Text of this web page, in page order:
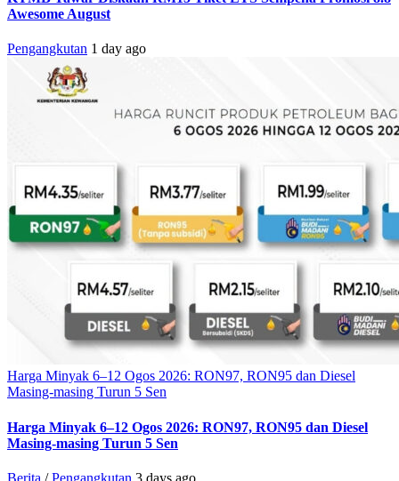
Awesome August
Pengangkutan 1 day ago
Harga Minyak 6–12 Ogos 2026: RON97, RON95 dan Diesel
Masing-masing Turun 5 Sen
Harga Minyak 6–12 Ogos 2026: RON97, RON95 dan Diesel
Masing-masing Turun 5 Sen
Berita /Pengangkutan 3 days ago